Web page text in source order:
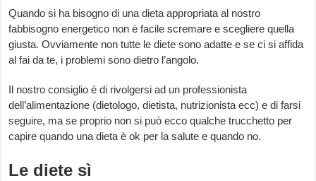
Quando si ha bisogno di una dieta appropriata al nostro
fabbisogno energetico non è facile scremare e scegliere quella
giusta. Ovviamente non tutte le diete sono adatte e se ci si affida
al fai da te, i problemi sono dietro l’angolo.
Il nostro consiglio è di rivolgersi ad un professionista
dell’alimentazione (dietologo, dietista, nutrizionista ecc) e di farsi
seguire, ma se proprio non si può ecco qualche trucchetto per
capire quando una dieta è ok per la salute e quando no.
Le diete sì